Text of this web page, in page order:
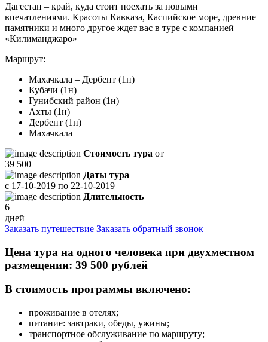
Дагестан – край, куда стоит поехать за новыми
впечатлениями. Красоты Кавказа, Каспийское море, древние
памятники и много другое ждет вас в туре с компанией
«Килиманджаро»
Маршрут:
Махачкала – Дербент (1н)
Кубачи (1н)
Гунибский район (1н)
Ахты (1н)
Дербент (1н)
Махачкала
Стоимость тура от
39 500
Даты тура
с 17-10-2019 по 22-10-2019
Длительность
6
дней
Заказать путешествие Заказать обратный звонок
Цена тура на одного человека при двухместном
размещении: 39 500 рублей
В стоимость программы включено:
проживание в отелях;
питание: завтраки, обеды, ужины;
транспортное обслуживание по маршруту;